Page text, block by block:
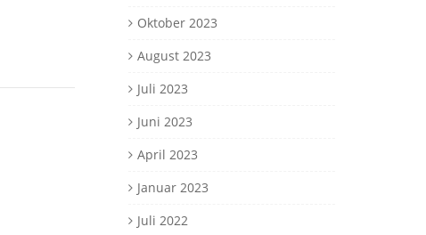
Oktober 2023
August 2023
Juli 2023
Juni 2023
April 2023
Januar 2023
Juli 2022